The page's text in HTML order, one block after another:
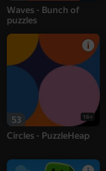
Waves - Bunch of
puzzles
53 16+
Circles - PuzzleHeap